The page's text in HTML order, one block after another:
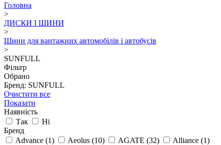
Головна
>
ДИСКИ І ШИНИ
>
Шини для вантажних автомобілів і автобусів
>
SUNFULL
Фільтр
Обрано
Бренд: SUNFULL
Очистити все
Показати
Наявність
Так
Ні
Бренд
Advance (1) Aeolus (10) AGATE (32) Alliance (1)